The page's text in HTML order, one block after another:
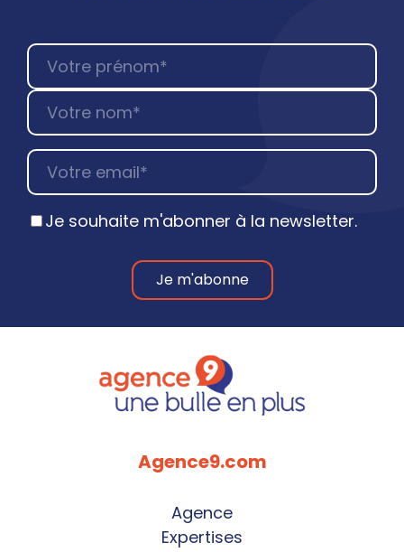
Je souhaite m'abonner à la newsletter.
Agence9.com
Agence
Expertises